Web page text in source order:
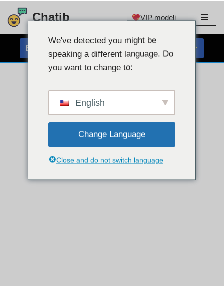
Preskoči
vsebino
Chatib VIP modeli
BREZPLAČEN KLEPET S SPLETNO KAMERO
We've detected you might be
speaking a different language. Do
you want to change to:
English
Change Language
Close and do not switch language